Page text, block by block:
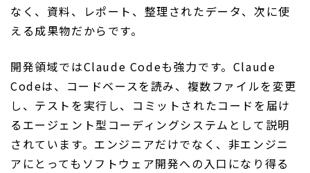
なく、資料、レポート、整理されたデータ、次に使
える成果物だからです。
開発領域ではClaude Codeも強力です。Claude
Codeは、コードベースを読み、複数ファイルを変更
し、テストを実行し、コミットされたコードを届け
るエージェント型コーディングシステムとして説明
されています。エンジニアだけでなく、非エンジニ
アにとってもソフトウェア開発への入口になり得る